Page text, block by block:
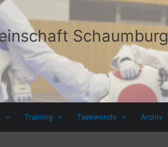
Schaumburg
Training Taekwondo Archiv